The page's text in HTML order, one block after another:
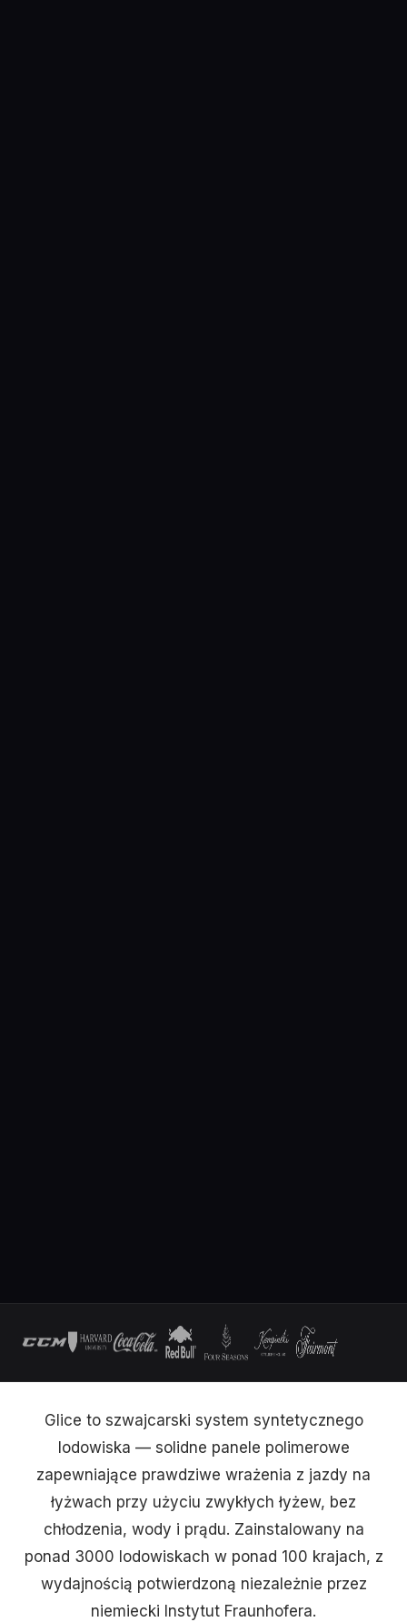
Glice to szwajcarski system syntetycznego
lodowiska — solidne panele polimerowe
zapewniające prawdziwe wrażenia z jazdy na
łyżwach przy użyciu zwykłych łyżew, bez
chłodzenia, wody i prądu. Zainstalowany na
ponad 3000 lodowiskach w ponad 100 krajach, z
wydajnością potwierdzoną niezależnie przez
niemiecki Instytut Fraunhofera.